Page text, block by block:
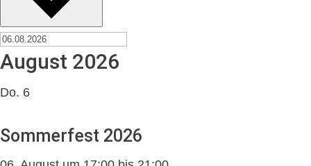
August 2026
Do. 6
Sommerfest 2026